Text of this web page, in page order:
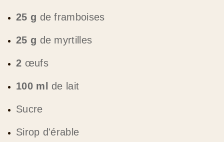
25 g de framboises
25 g de myrtilles
2 œufs
100 ml de lait
Sucre
Sirop d'érable